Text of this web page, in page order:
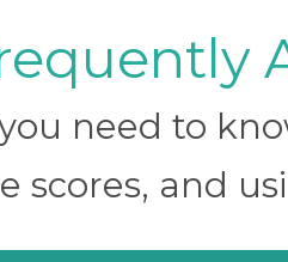
need to
scores, and